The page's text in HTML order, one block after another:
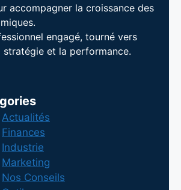
accompagner la croissance des
engagé, tourné vers
stratégie et la performance.
Actualités
Finances
Industrie
Marketing
Nos Conseils